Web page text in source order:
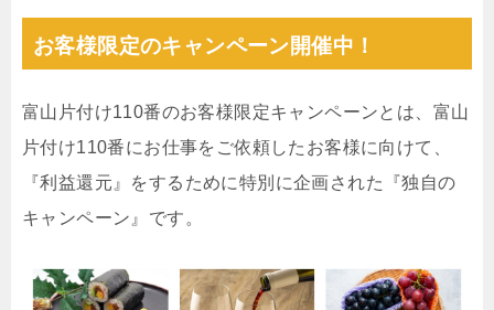
お客様限定のキャンペーン開催中！
富山片付け110番のお客様限定キャンペーンとは、富山
片付け110番にお仕事をご依頼したお客様に向けて、
『利益還元』をするために特別に企画された『独自の
キャンペーン』です。